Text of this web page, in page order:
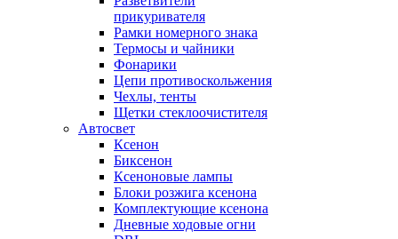
прикуривателя
Рамки номерного знака
Термосы и чайники
Фонарики
Цепи противоскольжения
Чехлы, тенты
Щетки стеклоочистителя
Автосвет
Ксенон
Биксенон
Ксеноновые лампы
Блоки розжига ксенона
Комплектующие ксенона
Дневные ходовые огни